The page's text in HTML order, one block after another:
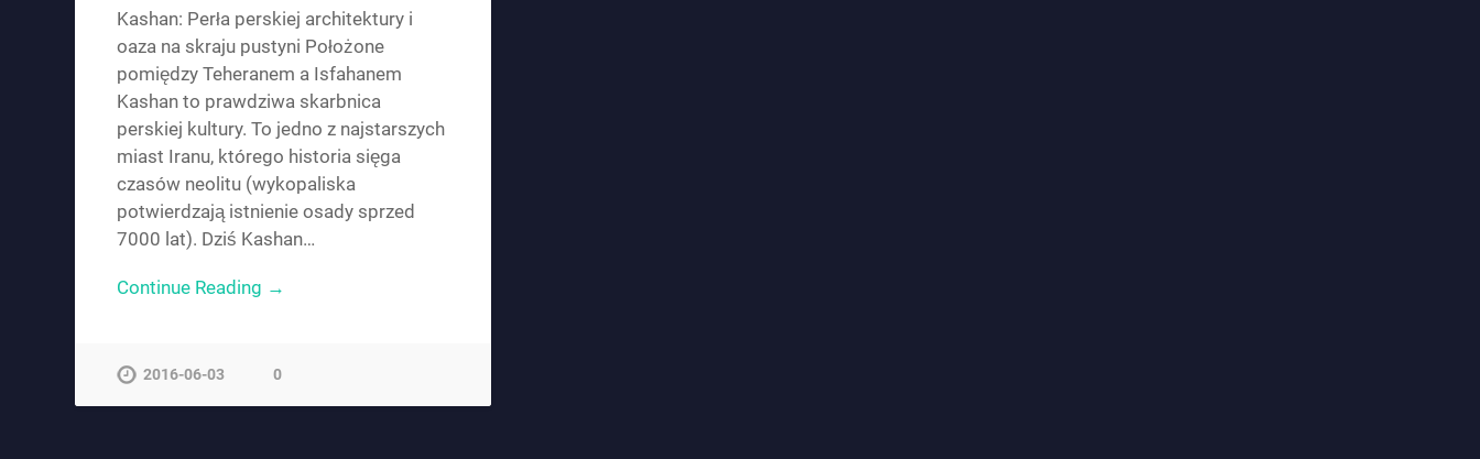
Kashan: Perła perskiej architektury i
oaza na skraju pustyni Położone
pomiędzy Teheranem a Isfahanem
Kashan to prawdziwa skarbnica
perskiej kultury. To jedno z najstarszych
miast Iranu, którego historia sięga
czasów neolitu (wykopaliska
potwierdzają istnienie osady sprzed
7000 lat). Dziś Kashan…
Continue Reading →
2016-06-03 0